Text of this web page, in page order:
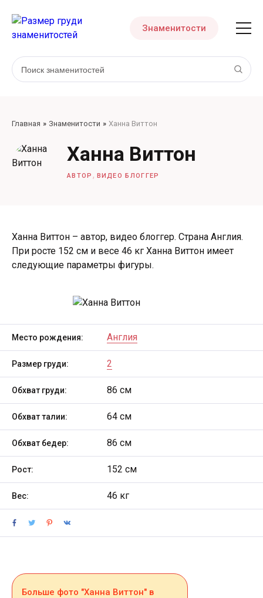
Знаменитости
Главная Знаменитости Ханна Виттон
Ханна Виттон
АВТОР , ВИДЕО БЛОГГЕР
Ханна Виттон – автор, видео блоггер. Страна Англия.
При росте 152 см и весе 46 кг Ханна Виттон имеет
следующие параметры фигуры.
Место рождения: Англия
Размер груди: 2
Обхват груди: 86 см
Обхват талии: 64 см
Обхват бедер: 86 см
Рост: 152 см
Вес: 46 кг
Больше фото "Ханна Виттон" в